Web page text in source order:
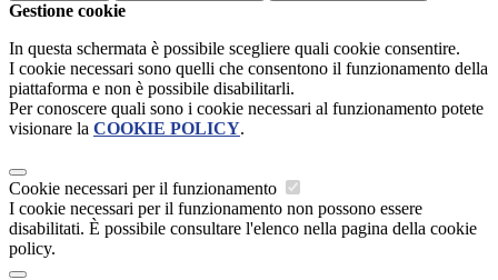
Gestione cookie
In questa schermata è possibile scegliere quali cookie consentire.
I cookie necessari sono quelli che consentono il funzionamento della
piattaforma e non è possibile disabilitarli.
Per conoscere quali sono i cookie necessari al funzionamento potete
visionare la COOKIE POLICY.
Cookie necessari per il funzionamento
I cookie necessari per il funzionamento non possono essere
disabilitati. È possibile consultare l'elenco nella pagina della cookie
policy.